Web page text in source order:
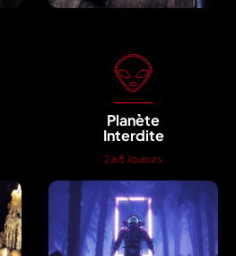
Planète
Interdite
2 à 8 Joueurs